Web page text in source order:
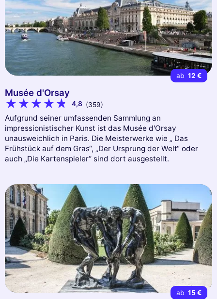
ab 12 €
Musée d'Orsay
4,8 (359)
Aufgrund seiner umfassenden Sammlung an
impressionistischer Kunst ist das Musée d'Orsay
unausweichlich in Paris. Die Meisterwerke wie „ Das
Frühstück auf dem Gras“, „Der Ursprung der Welt“ oder
auch „Die Kartenspieler“ sind dort ausgestellt.
ab 15 €